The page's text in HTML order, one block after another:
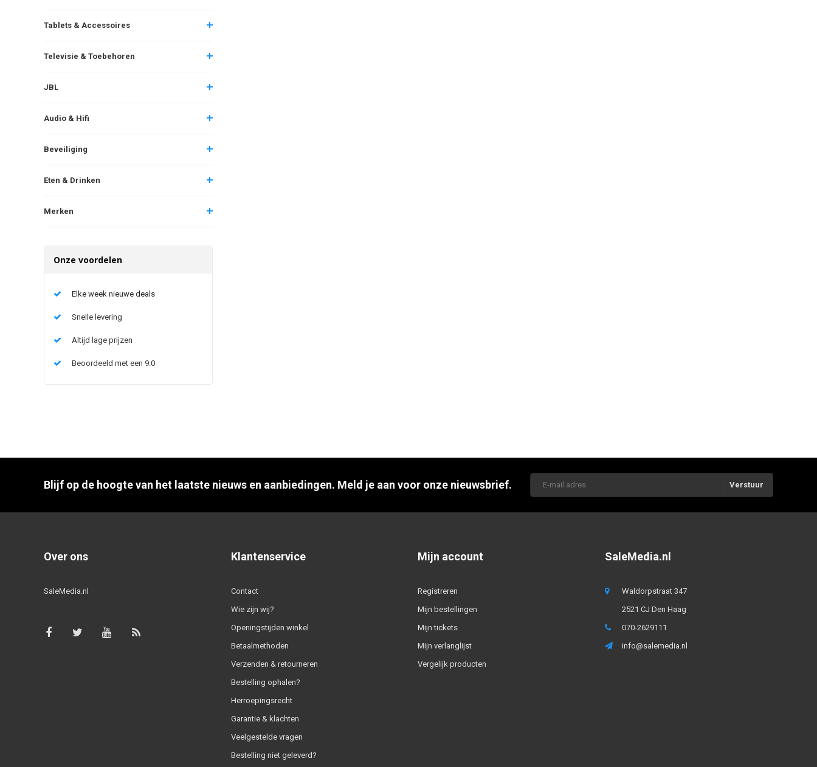
Tablets & Accessoires
Televisie & Toebehoren
JBL
Audio & Hifi
Beveiliging
Eten & Drinken
Merken
Onze voordelen
Elke week nieuwe deals
Snelle levering
Altijd lage prijzen
Beoordeeld met een 9.0
Blijf op de hoogte van het laatste nieuws en aanbiedingen. Meld je aan voor onze nieuwsbrief. Verstuur
Over ons
SaleMedia.nl
Klantenservice
Contact
Wie zijn wij?
Openingstijden winkel
Betaalmethoden
Verzenden & retourneren
Bestelling ophalen?
Herroepingsrecht
Garantie & klachten
Veelgestelde vragen
Bestelling niet geleverd?
Mijn account
Registreren
Mijn bestellingen
Mijn tickets
Mijn verlanglijst
Vergelijk producten
SaleMedia.nl
Waldorpstraat 347
2521 CJ Den Haag
070-2629111
info@salemedia.nl